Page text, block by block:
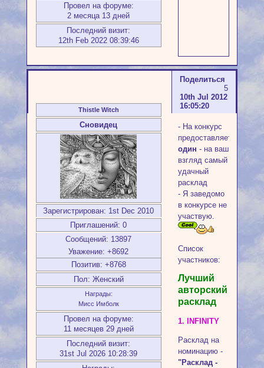
Провел на форуме:
2 месяца 13 дней
Последний визит:
12th Feb 2022 08:39:46
Поделиться
5
10th Jul 2012
16:05:20
Thistle Witch
Сновидец
Зарегистрирован: 1st Dec 2010
Приглашений: 0
Сообщений: 13897
Уважение: +8692
Позитив: +8768
Пол: Женский
Награды:
Мисс Имболк
Провел на форуме:
11 месяцев 29 дней
Последний визит:
31st Jul 2026 10:28:39
- На конкурс
предоставляется
один - на ваш
взгляд самый
удачный
расклад
- Я заведомо
в конкурсе не
участвую.
Список
участников:
Лучший
авторский
расклад
1. INFINITY
Расклад на
номинацию -
"Расклад -